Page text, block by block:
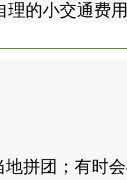
理的小交通费
拼团；有时